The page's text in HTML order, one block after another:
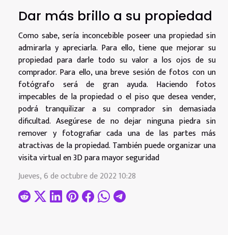
Dar más brillo a su propiedad
Como sabe, sería inconcebible poseer una propiedad sin
admirarla y apreciarla. Para ello, tiene que mejorar su
propiedad para darle todo su valor a los ojos de su
comprador. Para ello, una breve sesión de fotos con un
fotógrafo será de gran ayuda. Haciendo fotos
impecables de la propiedad o el piso que desea vender,
podrá tranquilizar a su comprador sin demasiada
dificultad. Asegúrese de no dejar ninguna piedra sin
remover y fotografiar cada una de las partes más
atractivas de la propiedad. También puede organizar una
visita virtual en 3D para mayor seguridad
Jueves, 6 de octubre de 2022 10:28